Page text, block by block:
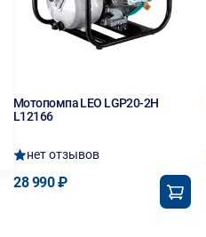
Мотопомпа LEO LGP20-2H
L12166
нет отзывов
28 990 ₽